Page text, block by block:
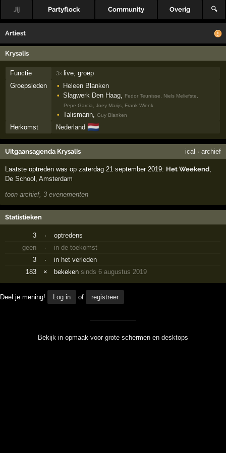
Jij Partyflock Community Overig 🔍
Artiest
Krysalis
Functie 3× live, groep
Groepsleden
Heleen Blanken
Slagwerk Den Haag
Fedor Teunisse, Niels Meliefste,
Pepe Garcia, Joey Marijs, Frank Wienk
Talismann ,Guy Blanken
Herkomst Nederland 🇳🇱
Uitgaansagenda Krysalis ical · archief
Laatste optreden was op zaterdag 21 september 2019: Het Weekend
De School ,Amsterdam
toon archief, 3 evenementen
Statistieken
3 ·
optredens
geen
·
in de toekomst
3
·
in het verleden
183
× bekekensinds 6 augustus 2019
Deel je mening! Log in of registreer
Bekijk in opmaak voor grote schermen en desktops